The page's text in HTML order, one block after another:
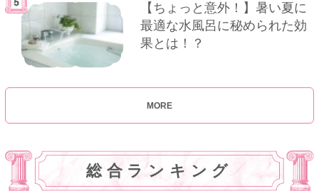
【ちょっと意外！】暑い夏に
最適な水風呂に秘められた効
果とは！？
MORE
総合ランキング